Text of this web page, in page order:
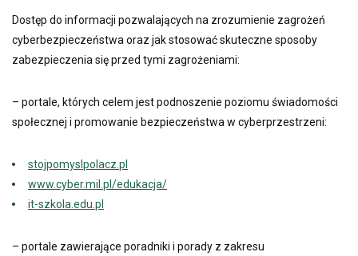
Dostęp do informacji pozwalających na zrozumienie zagrożeń
cyberbezpieczeństwa oraz jak stosować skuteczne sposoby
zabezpieczenia się przed tymi zagrożeniami:
– portale, których celem jest podnoszenie poziomu świadomości
społecznej i promowanie bezpieczeństwa w cyberprzestrzeni:
stojpomyslpolacz.pl
www.cyber.mil.pl/edukacja/
it-szkola.edu.pl
– portale zawierające poradniki i porady z zakresu